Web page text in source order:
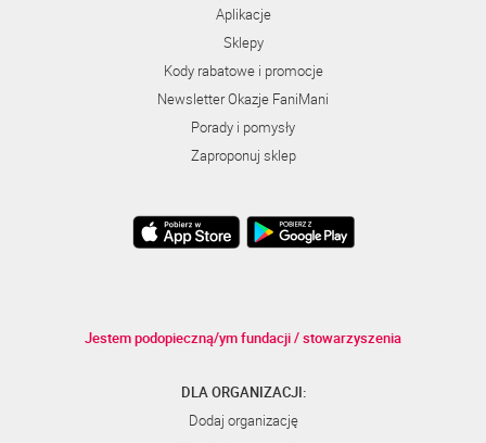
Aplikacje
Sklepy
Kody rabatowe i promocje
Newsletter Okazje FaniMani
Porady i pomysły
Zaproponuj sklep
Jestem podopieczną/ym fundacji / stowarzyszenia
DLA ORGANIZACJI:
Dodaj organizację